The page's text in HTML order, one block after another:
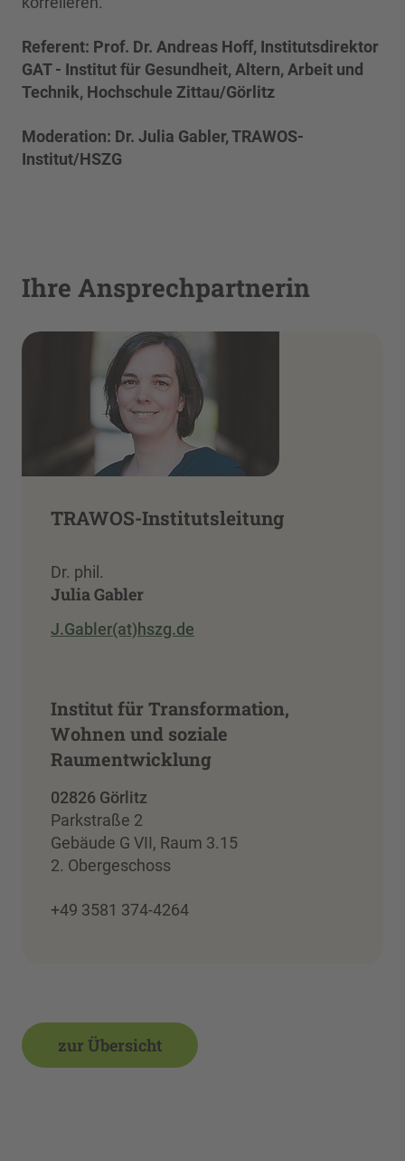
Referent: Prof. Dr. Andreas Hoff, Institutsdirektor
GAT - Institut für Gesundheit, Altern, Arbeit und
Technik, Hochschule Zittau/Görlitz
Moderation: Dr. Julia Gabler, TRAWOS-
Institut/HSZG
Ihre Ansprechpartnerin
TRAWOS-Institutsleitung
Dr. phil.
Julia Gabler
J.Gabler(at)hszg.de
Institut für Transformation,
Wohnen und soziale
Raumentwicklung
02826 Görlitz
Parkstraße 2
Gebäude G VII, Raum 3.15
2. Obergeschoss
+49 3581 374-4264
zur Übersicht